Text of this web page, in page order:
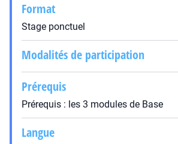
Format
Stage ponctuel
Modalités de participation
Prérequis
Prérequis : les 3 modules de Base
Langue